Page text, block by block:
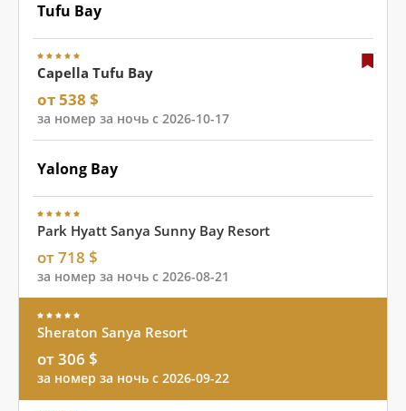
Tufu Bay
Capella Tufu Bay
от 538 $
за номер за ночь с 2026-10-17
Yalong Bay
Park Hyatt Sanya Sunny Bay Resort
от 718 $
за номер за ночь с 2026-08-21
Sheraton Sanya Resort
от 306 $
за номер за ночь с 2026-09-22